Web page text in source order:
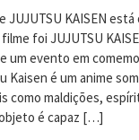
JUJUTSU KAISEN
foi JUJUTSU
um evento em
Kaisen é um anime
como maldições,
é capaz […]